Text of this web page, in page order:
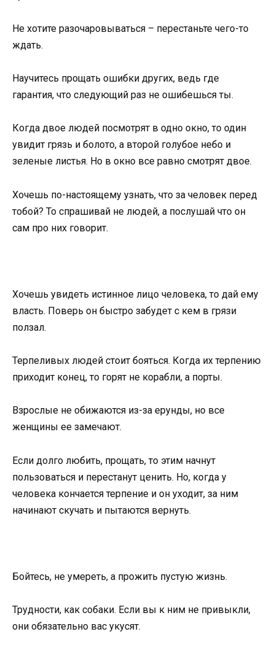
Не хотите разочаровываться – перестаньте чего-то
ждать.
Научитесь прощать ошибки других, ведь где
гарантия, что следующий раз не ошибешься ты.
Когда двое людей посмотрят в одно окно, то один
увидит грязь и болото, а второй голубое небо и
зеленые листья. Но в окно все равно смотрят двое.
Хочешь по-настоящему узнать, что за человек перед
тобой? То спрашивай не людей, а послушай что он
сам про них говорит.
Хочешь увидеть истинное лицо человека, то дай ему
власть. Поверь он быстро забудет с кем в грязи
ползал.
Терпеливых людей стоит бояться. Когда их терпению
приходит конец, то горят не корабли, а порты.
Взрослые не обижаются из-за ерунды, но все
женщины ее замечают.
Если долго любить, прощать, то этим начнут
пользоваться и перестанут ценить. Но, когда у
человека кончается терпение и он уходит, за ним
начинают скучать и пытаются вернуть.
Бойтесь, не умереть, а прожить пустую жизнь.
Трудности, как собаки. Если вы к ним не привыкли,
они обязательно вас укусят.